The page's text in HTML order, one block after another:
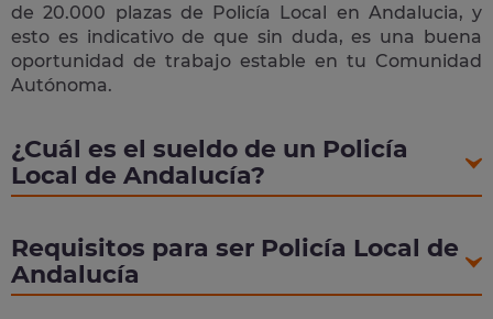
de 20.000 plazas de Policía Local en Andalucia, y
esto es indicativo de que sin duda, es una buena
oportunidad de trabajo estable en tu Comunidad
Autónoma.
¿Cuál es el sueldo de un Policía
Local de Andalucía?
Requisitos para ser Policía Local de
Andalucía